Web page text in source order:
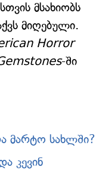
მსახიობს
მიღებული.
Horror
-ში
მარტო სახლში?
კევინ